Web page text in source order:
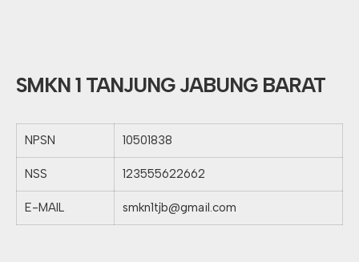
SMKN 1 TANJUNG JABUNG BARAT
NPSN 10501838
NSS 123555622662
E-MAIL smkn1tjb@gmail.com